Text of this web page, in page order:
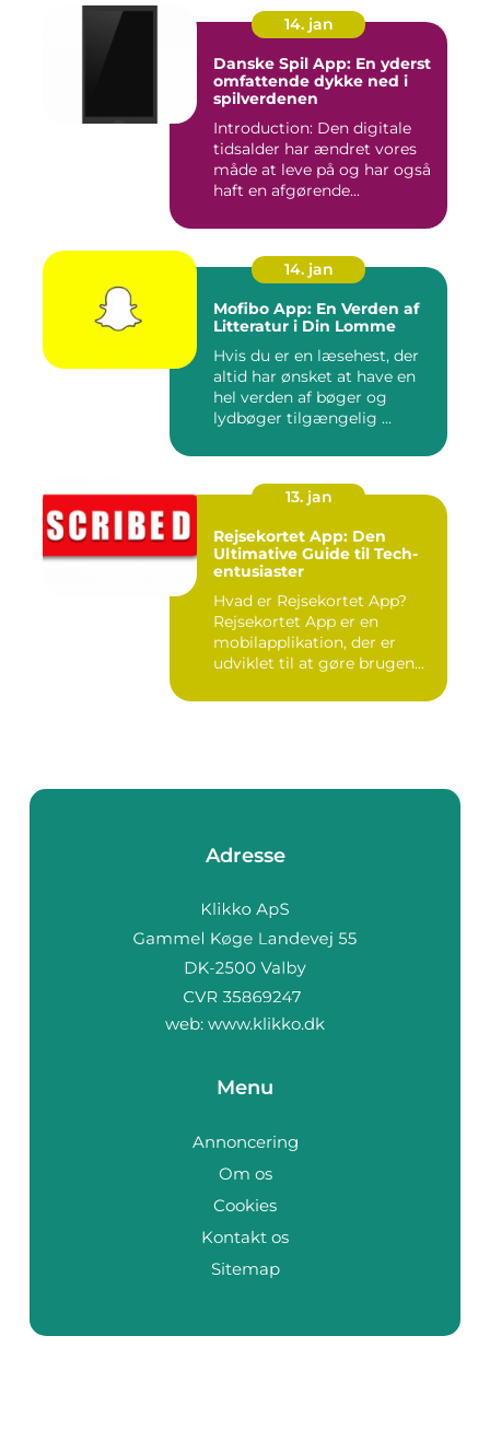
14. jan
Danske Spil App: En yderst
omfattende dykke ned i
spilverdenen
Introduction: Den digitale
tidsalder har ændret vores
måde at leve på og har også
haft en afgørende...
14. jan
Mofibo App: En Verden af
Litteratur i Din Lomme
Hvis du er en læsehest, der
altid har ønsket at have en
hel verden af bøger og
lydbøger tilgængelig ...
13. jan
Rejsekortet App: Den
Ultimative Guide til Tech-
entusiaster
Hvad er Rejsekortet App?
Rejsekortet App er en
mobilapplikation, der er
udviklet til at gøre brugen...
Adresse
web: www.klikko.dk
Menu
Annoncering
Om os
Cookies
Kontakt os
Sitemap